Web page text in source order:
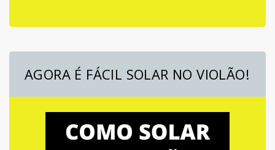
AGORA É FÁCIL SOLAR NO VIOLÃO!